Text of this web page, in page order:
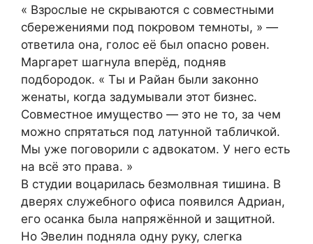
« Взрослые не скрываются с совместными
сбережениями под покровом темноты, » —
ответила она, голос её был опасно ровен.
Маргарет шагнула вперёд, подняв
подбородок. « Ты и Райан были законно
женаты, когда задумывали этот бизнес.
Совместное имущество — это не то, за чем
можно спрятаться под латунной табличкой.
Мы уже поговорили с адвокатом. У него есть
на всё это права. »
В студии воцарилась безмолвная тишина. В
дверях служебного офиса появился Адриан,
его осанка была напряжённой и защитной.
Но Эвелин подняла одну руку, слегка